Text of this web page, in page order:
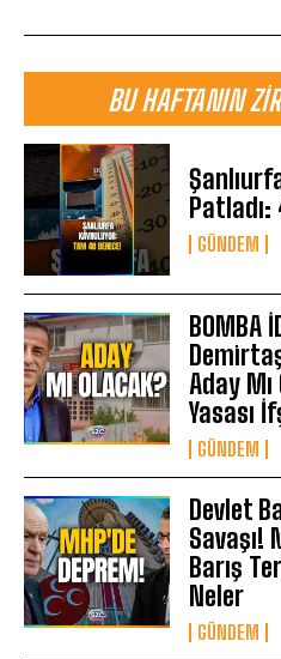
BU HAFTANIN
GÜNDEM
BOMBA
Aday
Yasası
GÜNDEM
Devlet
Savaşı!
Barış
Neler
GÜNDEM